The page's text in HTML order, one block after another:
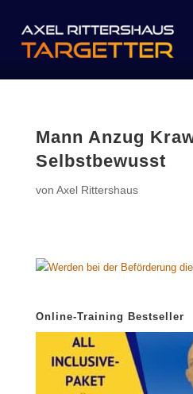
Mann Anzug
Selbstbewusst
von Axel Rittershaus
Online-Training Bestseller